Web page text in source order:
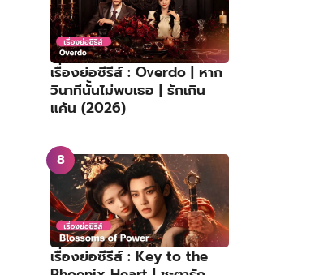
เรื่องย่อซีรีส์ : Overdo | หาก
วินาทีนั้นไม่พบเธอ | รักเกิน
แค้น (2026)
เรื่องย่อซีรีส์ : Key to the